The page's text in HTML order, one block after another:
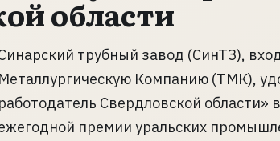
области
трубный завод (СинТЗ),
Металлургическую Компанию (ТМК),
работодатель Свердловской области»
премии уральских